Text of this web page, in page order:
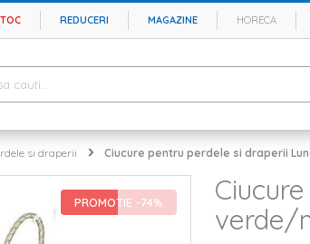
REDUCERI MAGAZINE HORECA
si draperii Ciucure pentru perdele si draperii
PROMOTIE -74%
verde/